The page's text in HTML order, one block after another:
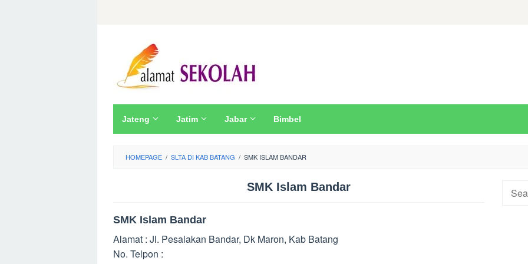
Jateng Jatim Jabar Bimbel
HOMEPAGE / SLTA DI KAB BATANG / SMK ISLAM BANDAR
SMK Islam Bandar
SMK Islam Bandar
Alamat : Jl. Pesalakan Bandar, Dk Maron, Kab Batang
No. Telpon :